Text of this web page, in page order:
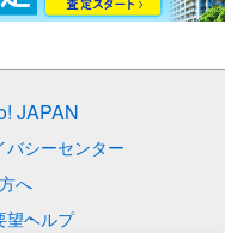
JAPAN
バシーセンター
へ
望ヘルプ